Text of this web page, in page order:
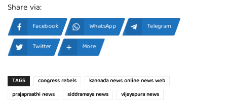
Share via:
Facebook WhatsApp
Telegram
Twitter
More
TAGS congress rebels
kannada news online news web
prajapraathi news
siddramaya news vijayapura news